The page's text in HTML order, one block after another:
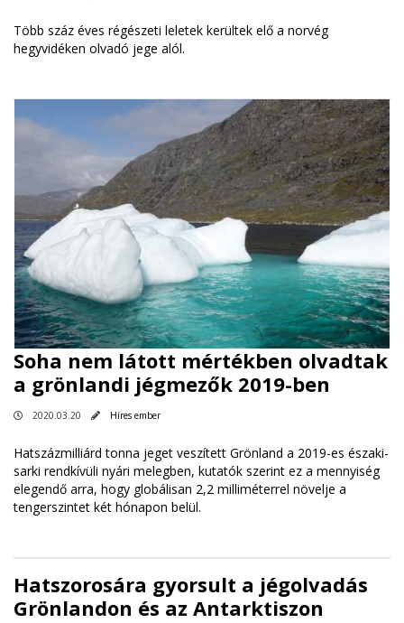
Több száz éves régészeti leletek kerültek elő a norvég
hegyvidéken olvadó jege alól.
Soha nem látott mértékben olvadtak
a grönlandi jégmezők 2019-ben
2020.03.20 Híres ember
Hatszázmilliárd tonna jeget veszített Grönland a 2019-es északi-
sarki rendkívüli nyári melegben, kutatók szerint ez a mennyiség
elegendő arra, hogy globálisan 2,2 milliméterrel növelje a
tengerszintet két hónapon belül.
Hatszorosára gyorsult a jégolvadás
Grönlandon és az Antarktiszon